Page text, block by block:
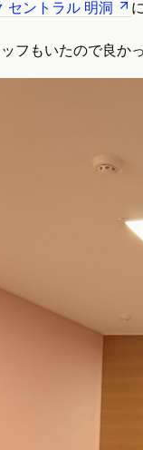
セントラル 明洞
フもいたので良かっ